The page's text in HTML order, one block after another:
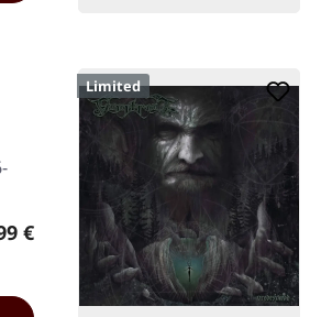
Preis:
€
Limited